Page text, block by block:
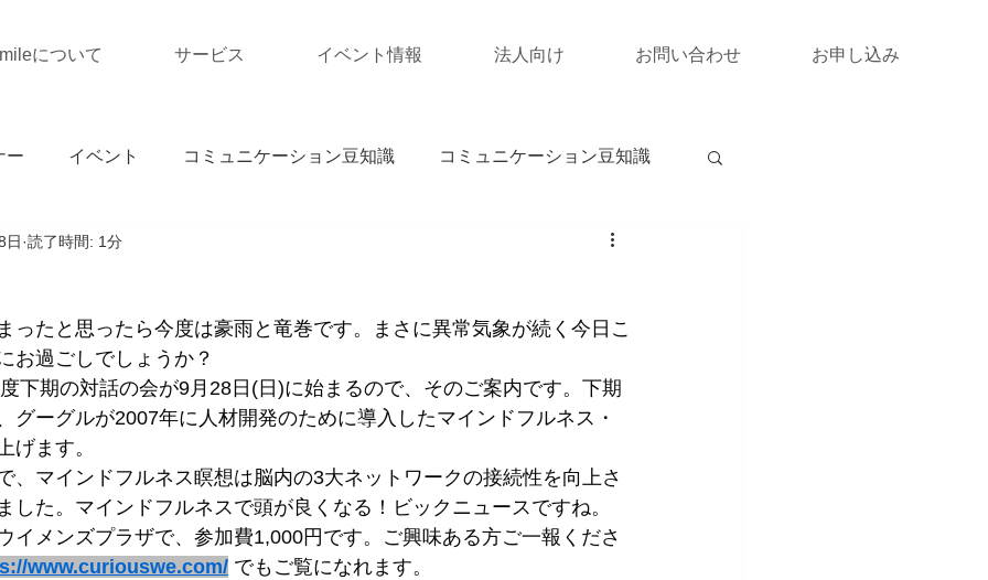
について サービス イベント情報 法人向け お問い合わせ お申し込み
ー イベント コミュニケーション豆知識 コミュニケーション豆知識
日 読了時間: 1分
ったと思ったら今度は豪雨と竜巻です。まさに異常気象が続く今日こ
お過ごしでしょうか？
下期の対話の会が9月28日(日)に始まるので、そのご案内です。下期
グーグルが2007年に人材開発のために導入したマインドフルネス・
げます。
、マインドフルネス瞑想は脳内の3大ネットワークの接続性を向上さ
した。マインドフルネスで頭が良くなる！ビックニュースですね。
イメンズプラザで、参加費1,000円です。ご興味ある方ご一報くださ
www.curiouswe.com/ でもご覧になれます。